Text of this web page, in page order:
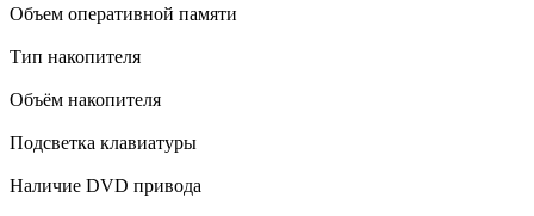
Объем оперативной памяти
Тип накопителя
Объём накопителя
Подсветка клавиатуры
Наличие DVD привода